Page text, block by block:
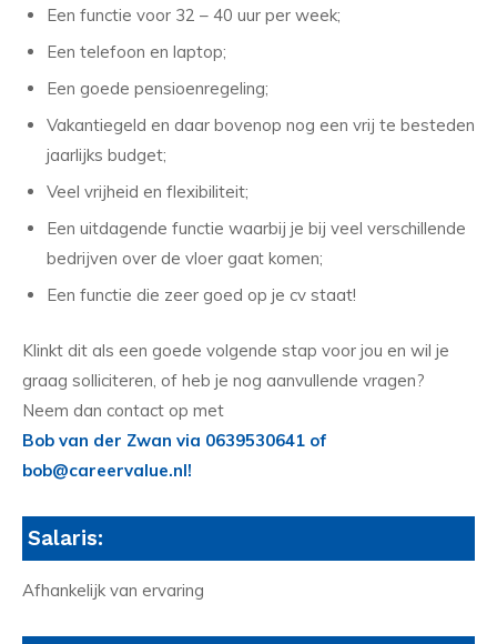
Een functie voor 32 – 40 uur per week;
Een telefoon en laptop;
Een goede pensioenregeling;
Vakantiegeld en daar bovenop nog een vrij te besteden
jaarlijks budget;
Veel vrijheid en flexibiliteit;
Een uitdagende functie waarbij je bij veel verschillende
bedrijven over de vloer gaat komen;
Een functie die zeer goed op je cv staat!
Klinkt dit als een goede volgende stap voor jou en wil je
graag solliciteren, of heb je nog aanvullende vragen?
Neem dan contact op met
Bob van der Zwan via 0639530641 of
bob@careervalue.nl!
Salaris:
Afhankelijk van ervaring